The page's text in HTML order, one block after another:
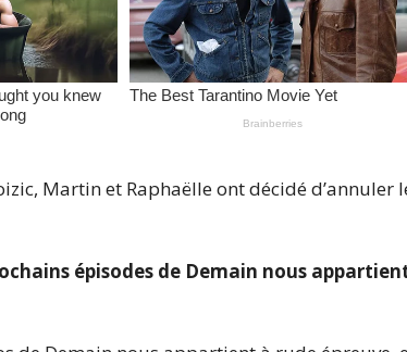
Martin et Raphaëlle ont décidé
épisodes de Demain nous